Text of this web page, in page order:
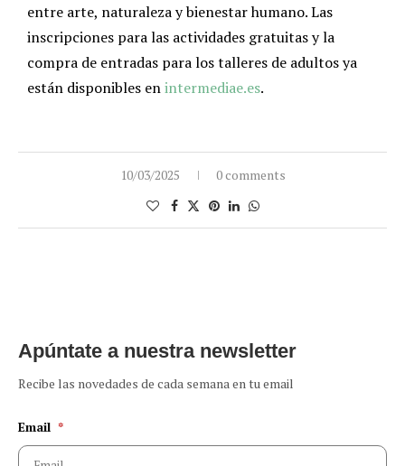
entre arte, naturaleza y bienestar humano. Las
inscripciones para las actividades gratuitas y la
compra de entradas para los talleres de adultos ya
están disponibles enintermediae.es.
10/03/2025 0 comments
Apúntate a nuestra newsletter
Recibe las novedades de cada semana en tu email
Email *